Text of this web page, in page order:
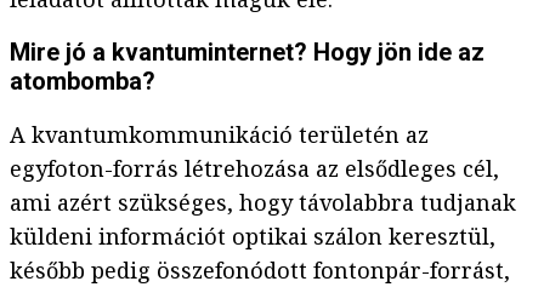
Mire jó a kvantuminternet? Hogy jön ide az
atombomba?
A kvantumkommunikáció területén az
egyfoton-forrás létrehozása az elsődleges cél,
ami azért szükséges, hogy távolabbra tudjanak
küldeni információt optikai szálon keresztül,
később pedig összefonódott fontonpár-forrást,